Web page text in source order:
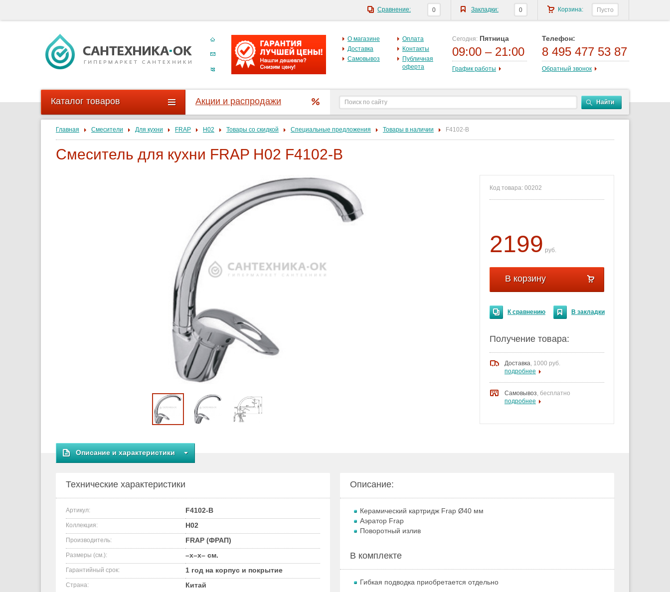
О магазине
Доставка
Самовывоз
Оплата
Контакты
Публичная
оферта
Сегодня: Пятница
09:00 – 21:00
График работы
Телефон:
8 495 477 53 87
Обратный звонок
Каталог товаров Акции и распродажи Найти
Главная Смесители Для кухни FRAP H02 Товары со скидкой Специальные предложения Товары в наличии F4102-B
Смеситель для кухни FRAP H02 F4102-B
Код товара: 00202
2199 руб.
В корзину
К сравнению В закладки
Получение товара:
Доставка, 1000 руб.
подробнее
Самовывоз, бесплатно
подробнее
Описание и характеристики
Технические характеристики
Артикул: F4102-B
Коллекция: H02
Производитель: FRAP (ФРАП)
Размеры (см.): –x–x– см.
Гарантийный срок: 1 год на корпус и покрытие
Страна: Китай
Описание:
Керамический картридж Frap Ø40 мм
Аэратор Frap
Поворотный излив
В комплекте
Гибкая подводка приобретается отдельно
Корзина: Пусто
Закладки: 0
Сравнение: 0